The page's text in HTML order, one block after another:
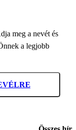
meg a nevét és
a legjobb